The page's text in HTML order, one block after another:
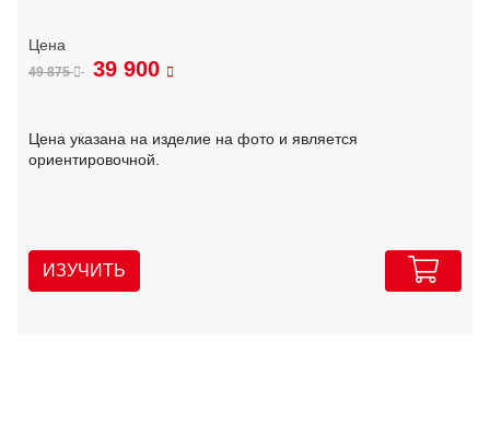
49 875 39 900
Цена указана на изделие на фото и является
ориентировочной.
ИЗУЧИТЬ